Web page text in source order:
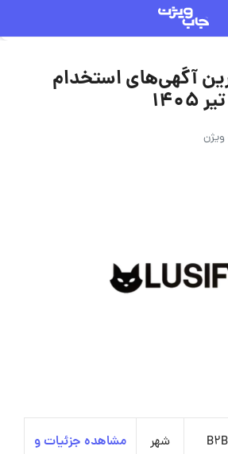
آگهی‌های استخدام
کارشناس فروش B2B
شهر
مشاهده جزئیات و